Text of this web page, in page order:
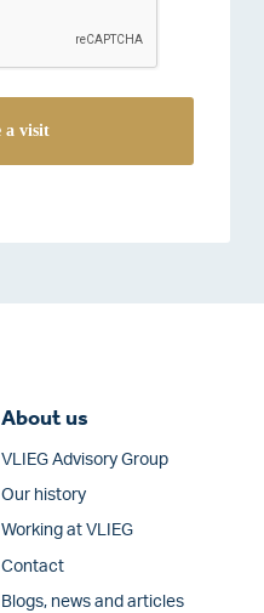
About us
VLIEG Advisory Group
Our history
Working at VLIEG
Contact
Blogs, news and articles